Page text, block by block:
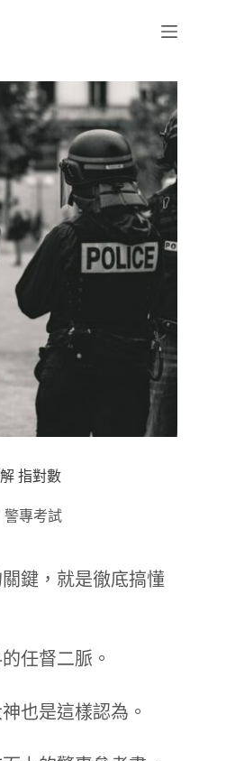
指對數
警專考試
鍵，就是徹底搞懂
任督二脈。
也是這樣認為。